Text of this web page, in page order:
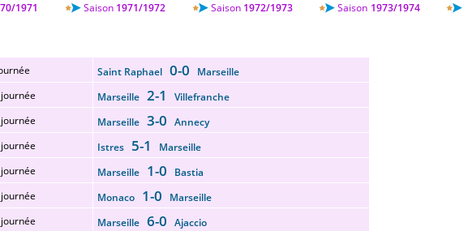
1971 Saison1971/1972 Saison1972/1973 Saison 1973/1974
Saint Raphael 0-0 Marseille
Marseille 2-1
Villefranche
Marseille 3-0 Annecy
Istres 5-1
Marseille
Marseille 1-0 Bastia
Monaco 1-0 Marseille
Marseille 6-0 Ajaccio